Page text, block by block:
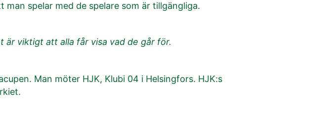
spelar med de spelare som är tillgängliga.
är viktigt att alla får visa vad de går för.
Man möter HJK, Klubi 04 i Helsingfors. HJK:s